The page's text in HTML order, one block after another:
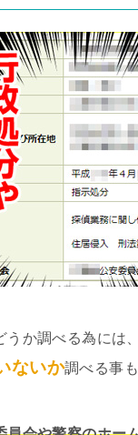
うか調べる為には、
ないか調べる事